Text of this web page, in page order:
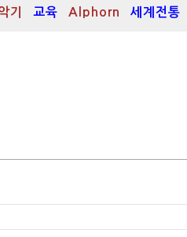
기 교육 Alphorn 세계전통